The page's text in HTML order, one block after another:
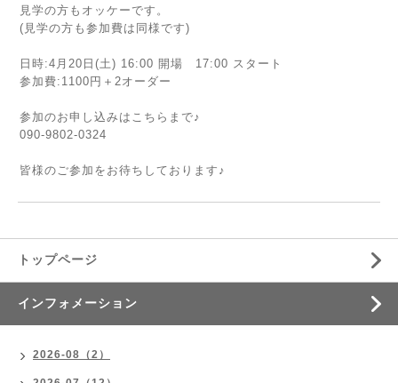
見学の方もオッケーです。
(見学の方も参加費は同様です)
日時:4月20日(土) 16:00 開場 17:00 スタート
参加費:1100円＋2オーダー
参加のお申し込みはこちらまで♪
090-9802-0324
皆様のご参加をお待ちしております♪
トップページ
インフォメーション
2026-08（2）